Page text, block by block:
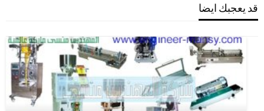
قد يعجبك ايضا